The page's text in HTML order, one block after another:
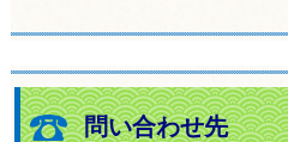
問い合わせ先